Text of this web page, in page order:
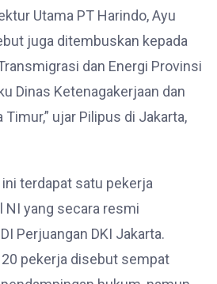
Utama PT Harindo, Ayu
juga ditembuskan kepada
dan Energi Provinsi
Dinas Ketenagakerjaan dan
ujar Pilipus di Jakarta,
terdapat satu pekerja
NI yang secara resmi
Perjuangan DKI Jakarta.
pekerja disebut sempat